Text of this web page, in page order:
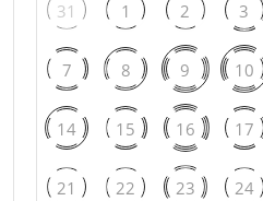
31 1 2 3
7 8 9 10
14 15 16 17
21 22 23 24